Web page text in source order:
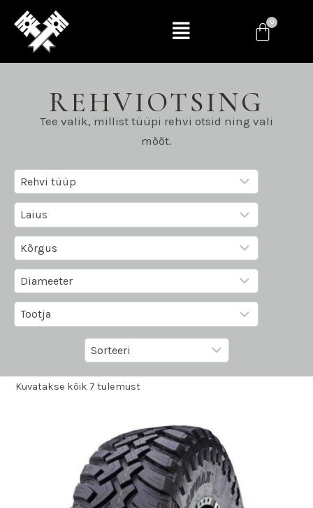
REHVIOTSING
Tee valik, millist tüüpi rehvi otsid ning vali
mõõt.
Kuvatakse kõik 7 tulemust